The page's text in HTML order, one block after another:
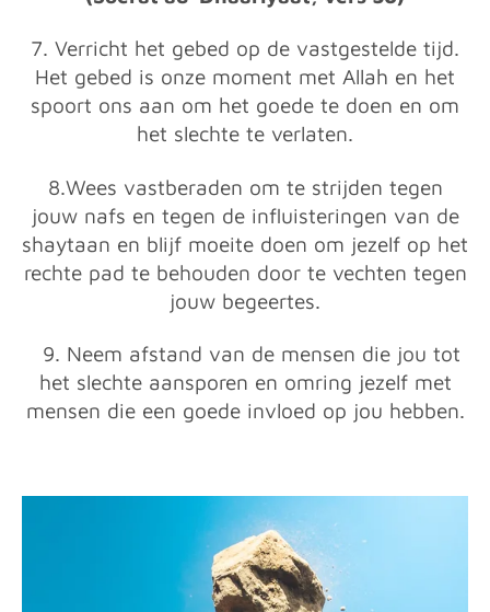
7. Verricht het gebed op de vastgestelde tijd.
Het gebed is onze moment met Allah en het
spoort ons aan om het goede te doen en om
het slechte te verlaten.
8.Wees vastberaden om te strijden tegen
jouw nafs en tegen de influisteringen van de
shaytaan en blijf moeite doen om jezelf op het
rechte pad te behouden door te vechten tegen
jouw begeertes.
9. Neem afstand van de mensen die jou tot
het slechte aansporen en omring jezelf met
mensen die een goede invloed op jou hebben.